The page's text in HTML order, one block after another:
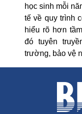
học sinh mỗi
tế về quy trình
hiểu rõ hơn
đó tuyên
trường, bảo vệ